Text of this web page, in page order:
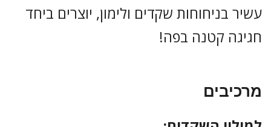
עשיר בניחוחות שקדים ולימון, יוצרים ביחד
חגיגה קטנה בפה!
מרכיבים